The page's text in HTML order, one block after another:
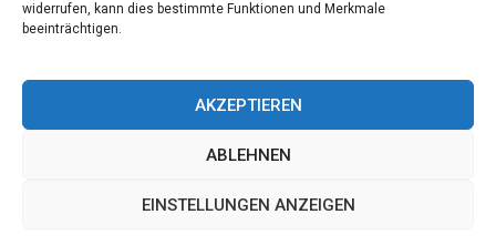
widerrufen, kann dies bestimmte Funktionen und Merkmale
beeinträchtigen.
AKZEPTIEREN
ABLEHNEN
EINSTELLUNGEN ANZEIGEN